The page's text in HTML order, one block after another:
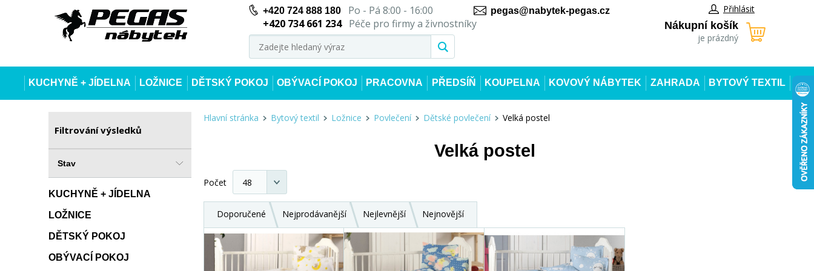
+420 724 888 180Po - Pá 8:00 - 16:00
+420 734 661 234
Péče pro firmy a živnostníky
pegas@nabytek-pegas.cz Přihlásit
Nákupní košík
je prázdný
KUCHYNĚ + JÍDELNA LOŽNICE DĚTSKÝ POKOJ OBÝVACÍ POKOJ PRACOVNA PŘEDSÍŇ KOUPELNA KOVOVÝ NÁBYTEK ZAHRADA BYTOVÝ TEXTIL
Filtrování výsledků
Stav
KUCHYNĚ + JÍDELNA
LOŽNICE
DĚTSKÝ POKOJ
OBÝVACÍ POKOJ
Hlavní stránka Bytový textil Ložnice Povlečení Dětské povlečení Velká postel
Velká postel
Počet
Doporučené Nejprodávanější Nejlevnější Nejnovější